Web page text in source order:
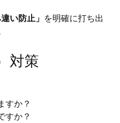
い防止」 を明確に打ち出
対策
すか？
すか？